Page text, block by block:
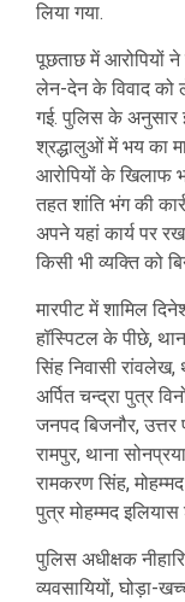
लिया गया.
पूछताछ में आरोपियों
लेन-देन के विवाद को
गई. पुलिस के अनुसार
श्रद्धालुओं में भय का
आरोपियों के खिलाफ
तहत शांति भंग की
अपने यहां कार्य पर
किसी भी व्यक्ति को
मारपीट में शामिल
हॉस्पिटल के पीछे,
सिंह निवासी रांवलेख,
अर्पित चन्द्रा पुत्र
जनपद बिजनौर, उत्तर
रामपुर, थाना
रामकरण सिंह,
पुत्र मोहम्मद
पुलिस अधीक्षक
व्यवसायियों, घोड़ा-